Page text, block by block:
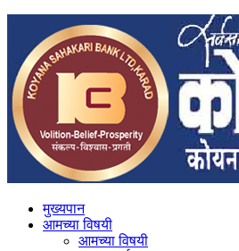
मुख्यपान
आमच्या विषयी
आमच्या विषयी